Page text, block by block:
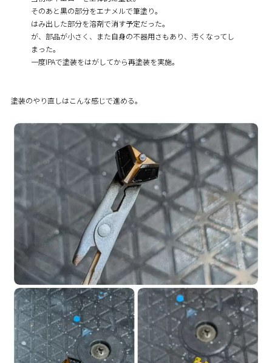
そのあと黒の部分をエナメルで筆塗り。
はみ出した部分を溶剤で消す予定だった。
が、部品が小さく、また自身の不器用さもあり、汚くなってし
まった。
一度IPAで塗装をはがしてから再塗装を実施。
塗装のやり直しはこんな感じで進める。